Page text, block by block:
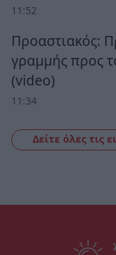
11:52
Προαστιακός:
γραμμής προς
(video)
11:34
Δείτε όλες τις